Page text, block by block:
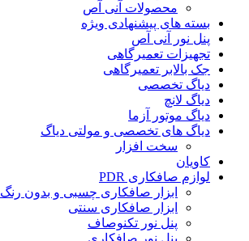
محصولات آنی آص
بسته های پیشنهادی ویژه
پنل نور آنی آص
تجهیزات تعمیرگاهی
جک بالابر تعمیرگاهی
دیاگ تخصصی
دیاگ لانچ
دیاگ موتور آزما
دیاگ های تخصصی و مولتی دیاگ
سخت افزار
کاویان
لوازم صافکاری PDR
ابزار صافکاری چسبی و بدون رنگ
ابزار صافکاری سنتی
پنل نور تکنوصاف
پنل نور صافکاری